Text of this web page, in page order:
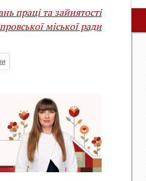
праці та зайнятості
міської ради